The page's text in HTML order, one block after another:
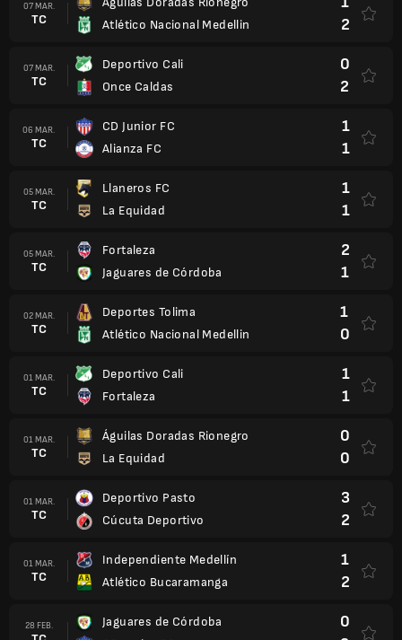
07 MAR.
TC
Atlético Nacional Medellin
2
07 MAR.
TC
Deportivo Cali
Once Caldas
0
2
06 MAR.
TC
CD Junior FC
Alianza FC
1
1
05 MAR.
TC
Llaneros FC
La Equidad
1
1
05 MAR.
TC
Fortaleza
Jaguares de Córdoba
2
1
02 MAR.
TC
Deportes Tolima
Atlético Nacional Medellin
1
0
01 MAR.
TC
Deportivo Cali
Fortaleza
1
1
01 MAR.
TC
Águilas Doradas Rionegro
La Equidad
0
0
01 MAR.
TC
Deportivo Pasto
Cúcuta Deportivo
3
2
01 MAR.
TC
Independiente Medellín
Atlético Bucaramanga
1
2
28 FEB.
Jaguares de Córdoba
0